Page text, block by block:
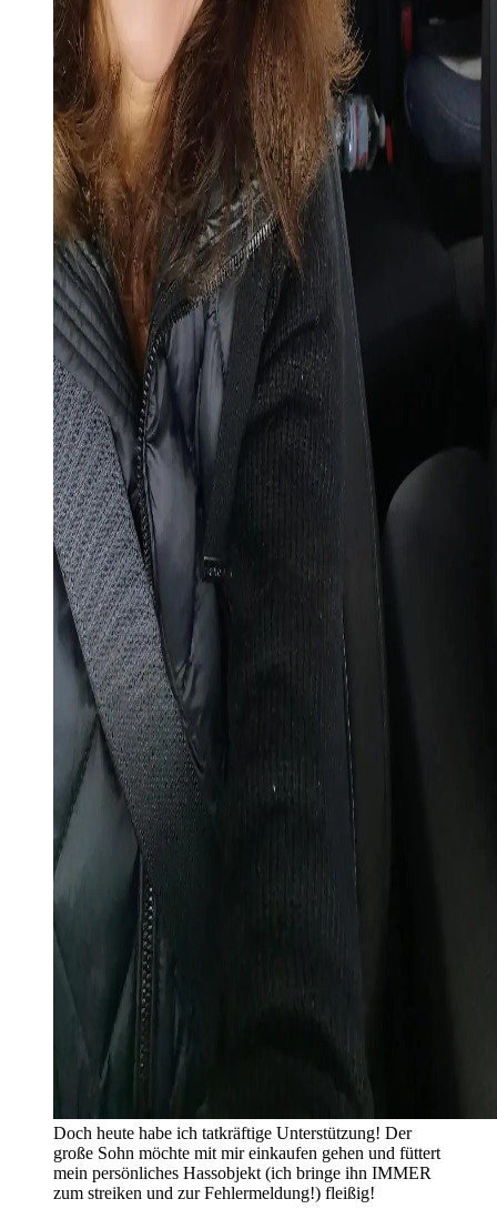
Doch heute habe ich tatkräftige Unterstützung! Der
große Sohn möchte mit mir einkaufen gehen und füttert
mein persönliches Hassobjekt (ich bringe ihn IMMER
zum streiken und zur Fehlermeldung!) fleißig!